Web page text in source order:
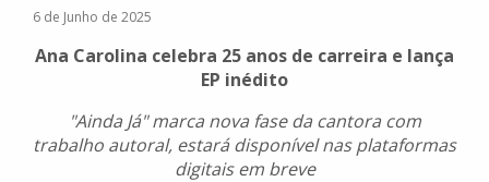
6 de Junho de 2025
Ana Carolina celebra 25 anos de carreira e lança
EP inédito
"Ainda Já" marca nova fase da cantora com
trabalho autoral, estará disponível nas plataformas
digitais em breve